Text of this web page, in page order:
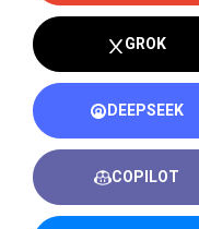
GROK
DEEPSEEK
COPILOT